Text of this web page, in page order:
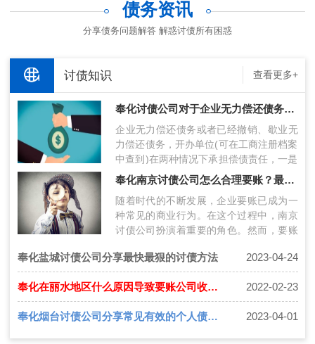
债务资讯
分享债务问题解答 解惑讨债所有困惑
讨债知识 查看更多+
奉化讨债公司对于企业无力偿还债务时可以采取哪些对策？
企业无力偿还债务或者已经撤销、歇业无
力偿还债务，开办单位(可在工商注册档案
中查到)在两种情况下承担偿债责任，一是
该企业不具备法人条件的，开办单位应
承…
奉化南京讨债公司怎么合理要账？最新要账技术分享！
随着时代的不断发展，企业要账已成为一
种常见的商业行为。在这个过程中，南京
讨债公司扮演着重要的角色。然而，要账
评…
奉化盐城讨债公司分享最快最狠的讨债方法 2023-04-24
奉化在丽水地区什么原因导致要账公司收费高？ 2022-02-23
奉化烟台讨债公司分享常见有效的个人债务追讨手段有哪些 2023-04-01